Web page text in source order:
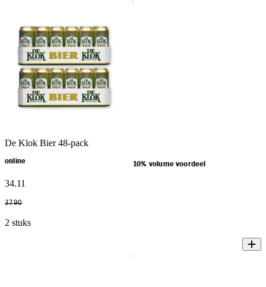
De Klok Bier 48-pack
online 10% volume voordeel
34.11
37.90
2 stuks